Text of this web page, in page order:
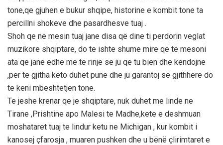
tone,qe gjuhen e bukur shqipe, historine e kombit tone ta
percillni shokeve dhe pasardhesve tuaj .
Shoh qe në mesin tuaj jane disa që dine ti perdorin veglat
muzikore shqiptare, do te ishte shume mire që të mesoni
ata qe jane edhe me te rinje se ju qe tu bien dhe kendojne
,per te gjitha keto duhet pune dhe ju garantoj se gjithhere do
te keni mbeshtetjen tone.
Te jeshe krenar qe je shqiptare, nuk duhet me linde ne
Tirane ,Prishtine apo Malesi te Madhe,kete e deshmuan
moshataret tuaj te lindur ketu ne Michigan , kur kombit i
kanosej çfarosja , muaren pushken dhe u bënë çlirimtaret e